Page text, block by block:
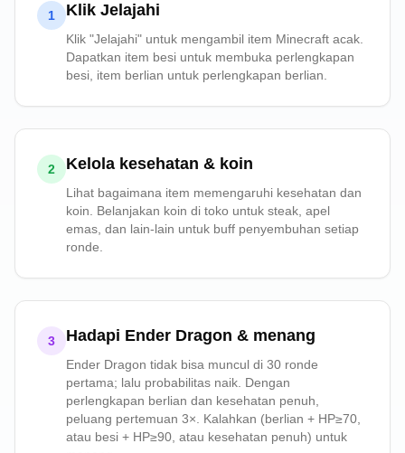
1 Klik Jelajahi
Klik "Jelajahi" untuk mengambil item Minecraft acak.
Dapatkan item besi untuk membuka perlengkapan
besi, item berlian untuk perlengkapan berlian.
2 Kelola kesehatan & koin
Lihat bagaimana item memengaruhi kesehatan dan
koin. Belanjakan koin di toko untuk steak, apel
emas, dan lain-lain untuk buff penyembuhan setiap
ronde.
3 Hadapi Ender Dragon & menang
Ender Dragon tidak bisa muncul di 30 ronde
pertama; lalu probabilitas naik. Dengan
perlengkapan berlian dan kesehatan penuh,
peluang pertemuan 3×. Kalahkan (berlian + HP≥70,
atau besi + HP≥90, atau kesehatan penuh) untuk